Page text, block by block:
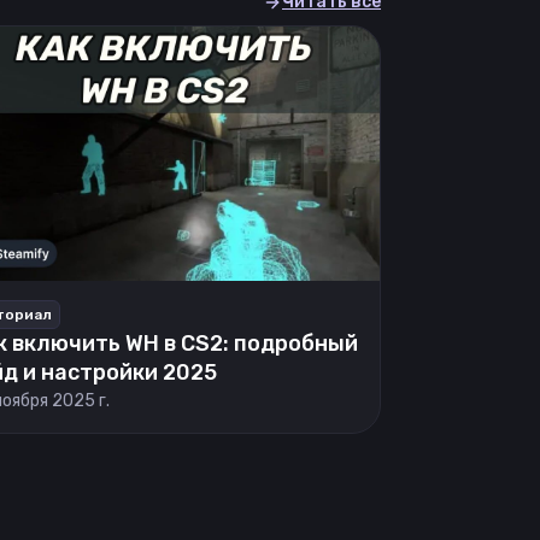
включить WH в CS2: подробный
и настройки 2025
2025 г.